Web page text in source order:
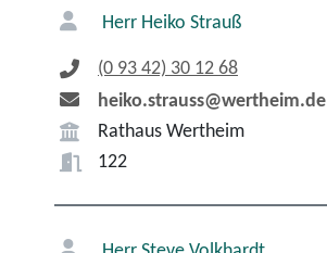
Herr Heiko Strauß
(0 93 42) 30 12 68
heiko.strauss@wertheim.de
Rathaus Wertheim
122